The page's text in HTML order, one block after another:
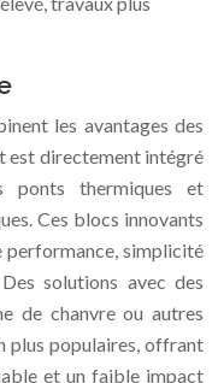
les avantages des
est directement intégré
thermiques et
Ces blocs innovants
simplicité
solutions avec des
de chanvre ou autres
plus populaires, offrant
et un faible impact